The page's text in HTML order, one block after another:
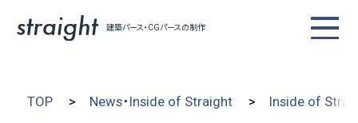
建築パース・CGパースの制作
建築CG制作・人材派遣紹介
TOP News・Inside of Straight Inside of